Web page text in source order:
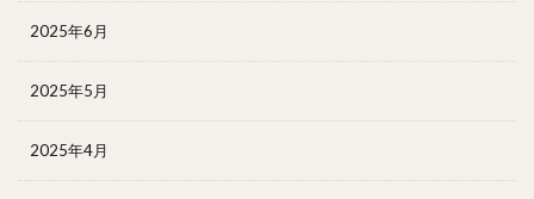
2025年6月
2025年5月
2025年4月